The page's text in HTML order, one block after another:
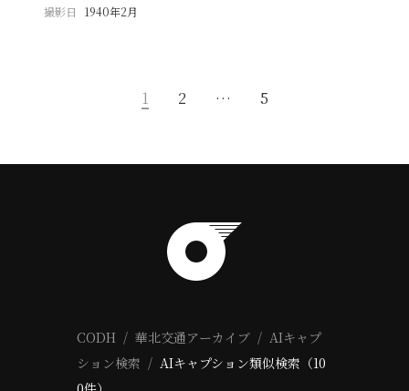
撮影日
1940年2月
1 2 … 5
CODH 華北交通アーカイブ
AIキャプ
ション検索
AIキャプション類似検索（10